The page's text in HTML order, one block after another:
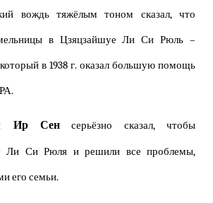
вождь тяжёлым тоном сказал, что
в Цзяцзайшуе Ли Си Рюль –
в 1938 г. оказал большую помощь
Ир Сен серьёзно сказал, чтобы
Ли Си Рюля и решили все проблемы,
его семьи.